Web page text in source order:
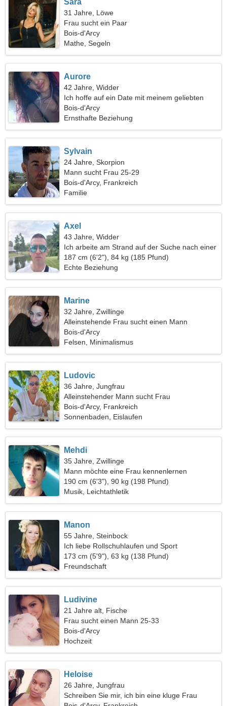
Sara
31 Jahre, Löwe
Frau sucht ein Paar
Bois-d'Arcy
Mathe, Segeln
Aurore
42 Jahre, Widder
Ich hoffe auf ein Date mit meinem geliebten
Mann
Bois-d'Arcy
Ernsthafte Beziehung
Sylvain
24 Jahre, Skorpion
Mann sucht Frau 25-29
Bois-d'Arcy, Frankreich
Familie
Axel
43 Jahre, Widder
Ich arbeite am Strand auf der Suche nach einer
anmutigen Frau
187 cm (6'2"), 84 kg (185 Pfund)
Echte Beziehung
Marine
32 Jahre, Zwillinge
Alleinstehende Frau sucht einen Mann
Bois-d'Arcy
Felsen, Minimalismus
Ludovic
36 Jahre, Jungfrau
Alleinstehender Mann sucht Frau
Bois-d'Arcy, Frankreich
Sonnenbaden, Eislaufen
Mehdi
35 Jahre, Zwillinge
Mann möchte eine Frau kennenlernen
190 cm (6'3"), 90 kg (198 Pfund)
Musik, Leichtathletik
Manon
55 Jahre, Steinbock
Ich liebe Rollschuhlaufen und Sport
173 cm (5'9"), 63 kg (138 Pfund)
Freundschaft
Ludivine
21 Jahre alt, Fische
Frau sucht einen Mann 25-33
Bois-d'Arcy
Hochzeit
Heloise
26 Jahre, Jungfrau
Schreiben Sie mir, ich bin eine kluge Frau